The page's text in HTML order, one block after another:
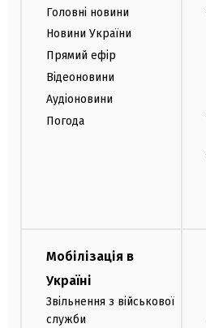
Головні новини
Новини України
Прямий ефір
Відеоновини
Аудіоновини
Погода
Мобілізація в
Україні
Звільнення з військової
служби